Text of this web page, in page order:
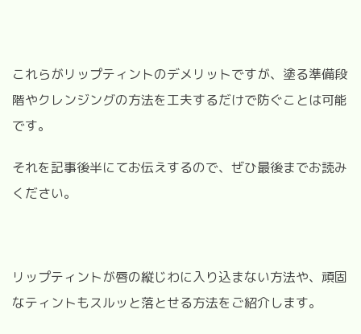
これらがリップティントのデメリットですが、塗る準備段
階やクレンジングの方法を工夫するだけで防ぐことは可能
です。
それを記事後半にてお伝えするので、ぜひ最後までお読み
ください。
リップティントが唇の縦じわに入り込まない方法や、頑固
なティントもスルッと落とせる方法をご紹介します。